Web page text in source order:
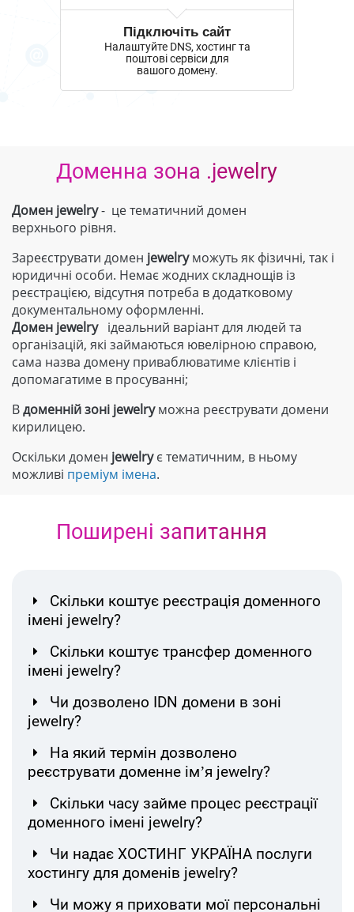
Підключіть сайт
Налаштуйте DNS, хостинг та
поштові сервіси для
вашого домену.
Доменна зона .jewelry
Домен jewelry- це тематичний домен
верхнього рівня.
Зареєструвати домен jewelryможуть як фізичні, так і
юридичні особи. Немає жодних складнощів із
реєстрацією, відсутня потреба в додатковому
документальному оформленні.
Домен jewelryідеальний варіант для людей та
організацій, які займаються ювелірною справою,
сама назва домену приваблюватиме клієнтів і
допомагатиме в просуванні;
Вдоменній зоні jewelry можна реєструвати домени
кирилицею.
Оскільки домен jewelryє тематичним, в ньому
можливі преміум імена.
Поширені запитання
Скільки коштує реєстрація доменного
імені jewelry?
Скільки коштує трансфер доменного
імені jewelry?
Чи дозволено IDN домени в зоні
jewelry?
На який термін дозволено
реєструвати доменне ім’я jewelry?
Скільки часу займе процес реєстрації
доменного імені jewelry?
Чи надає ХОСТИНГ УКРАЇНА послуги
хостингу для доменів jewelry?
Чи можу я приховати мої персональні